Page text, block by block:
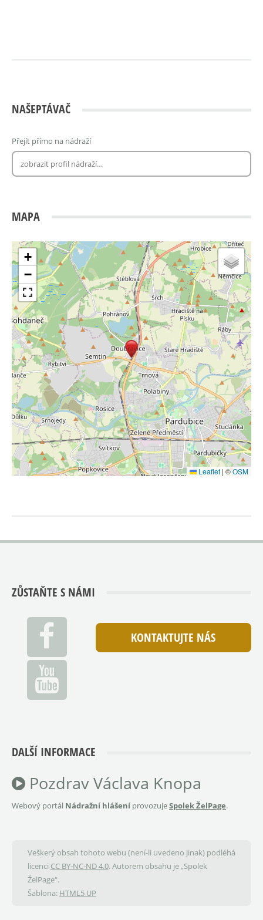
NAŠEPTÁVAČ
Přejít přímo na nádraží
MAPA
+
−
Leaflet |©OSM
ZŮSTAŇTE S NÁMI
KONTAKTUJTE NÁS
DALŠÍ INFORMACE
Pozdrav Václava Knopa
Webový portál Nádražní hlášeníprovozujeSpolek ŽelPage.
Veškerý obsah tohoto webu (není-li uvedeno jinak) podléhá
licenci CC BY-NC-ND 4.0. Autorem obsahu je „Spolek
ŽelPage“.
Šablona: HTML5 UP